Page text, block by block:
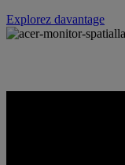
Explorez davantage